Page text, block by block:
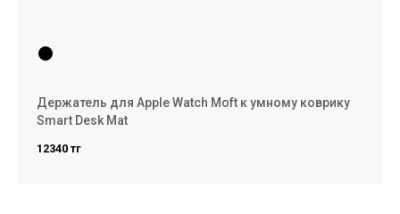
Держатель для Apple Watch Moft к умному коврику
Smart Desk Mat
12340 тг